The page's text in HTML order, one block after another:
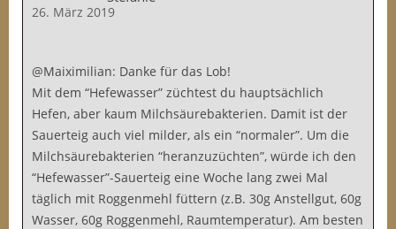
26. März 2019
@Maiximilian: Danke für das Lob!
Mit dem “Hefewasser” züchtest du hauptsächlich
Hefen, aber kaum Milchsäurebakterien. Damit ist der
Sauerteig auch viel milder, als ein “normaler”. Um die
Milchsäurebakterien “heranzuzüchten”, würde ich den
“Hefewasser”-Sauerteig eine Woche lang zwei Mal
täglich mit Roggenmehl füttern (z.B. 30g Anstellgut, 60g
Wasser, 60g Roggenmehl, Raumtemperatur). Am besten